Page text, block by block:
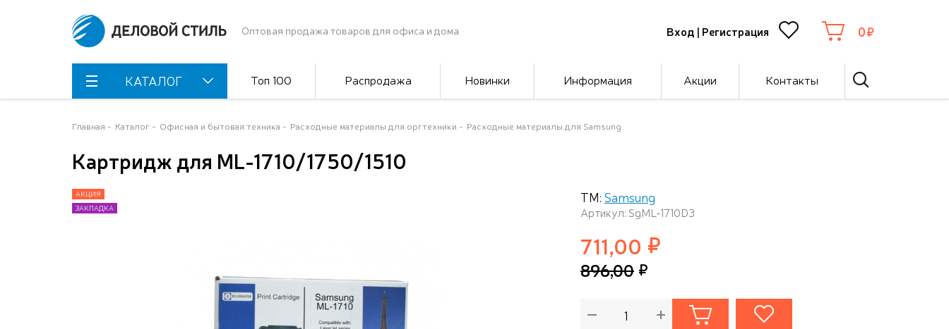
Оптовая продажа товаров для офиса и дома Вход | Регистрация 0
КАТАЛОГ Топ 100 Распродажа Новинки Информация Акции Контакты
Главная Каталог Офисная и бытовая техника Расходные материалы для оргтехники Расходные материалы для Samsung
Картридж для ML-1710/1750/1510
АКЦИЯ
ЗАКЛАДКА
АКЦИЯ
ЗАКЛАДКА
ТМ: Samsung
Артикул: SgML-1710D3
711,00
896,00